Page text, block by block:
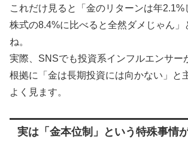
これだけ見ると「金のリターンは年
株式の8.4%に比べると全然ダメじゃん」
ね。
実際、SNSでも投資系インフルエンサー
根拠に「金は長期投資には向かない」と
よく見ます。
実は「金本位制」という特殊事情